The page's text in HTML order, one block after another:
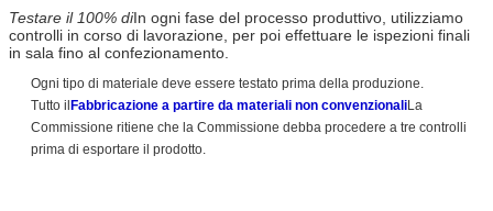
Testare il 100% diIn ogni fase del processo produttivo, utilizziamo
controlli in corso di lavorazione, per poi effettuare le ispezioni finali
in sala fino al confezionamento.
Ogni tipo di materiale deve essere testato prima della produzione.
Tutto ilFabbricazione a partire da materiali non convenzionaliLa
Commissione ritiene che la Commissione debba procedere a tre controlli
prima di esportare il prodotto.